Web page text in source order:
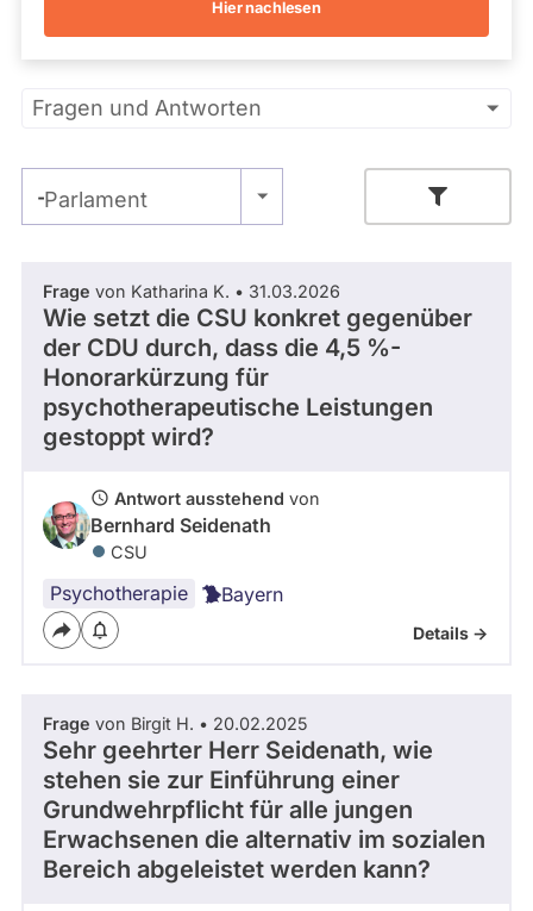
Kandidaturen
und
Mandaten
nicht
berücksichtigt.
Hier nachlesen
Primäre
Fragen und Antworten
Parlament
- Alle -
Thema
- Alle -
Antwort Status
- Alle -
Frage von Katharina K. • 31.03.2026
Wie setzt die CSU konkret gegenüber
der CDU durch, dass die 4,5 %-
Honorarkürzung für
psychotherapeutische Leistungen
gestoppt wird?
Antwort ausstehend von
Bernhard Seidenath
CSU
Psychotherapie Bayern
Details ->
Frage von Birgit H. • 20.02.2025
Sehr geehrter Herr Seidenath, wie
stehen sie zur Einführung einer
Grundwehrpflicht für alle jungen
Erwachsenen die alternativ im sozialen
Bereich abgeleistet werden kann?